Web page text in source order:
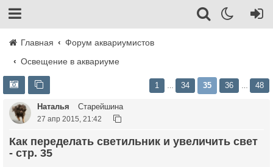
Главная
Форум аквариумистов
Освещение в аквариуме
1 34 35 36 48
Наталья Старейшина
27 апр 2015, 21:42
Как переделать светильник и увеличить свет
- стр. 35